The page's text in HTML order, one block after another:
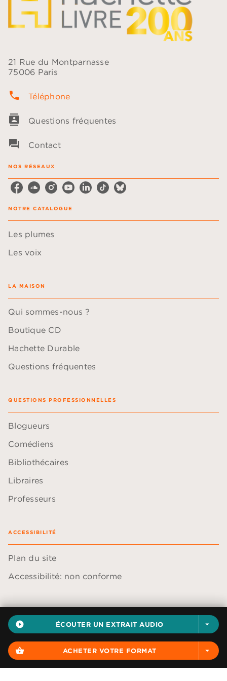
play_circle_filled ÉCOUTER UN EXTRAIT AUDIO arrow_drop_down
shopping_basket ACHETER VOTRE FORMAT arrow_drop_down
21 Rue du Montparnasse
75006 Paris
phone Téléphone
contacts Questions fréquentes
question_answer Contact
NOS RÉSEAUX
NOTRE CATALOGUE
Les plumes
Les voix
LA MAISON
Qui sommes-nous ?
Boutique CD
Hachette Durable
Questions fréquentes
QUESTIONS PROFESSIONNELLES
Blogueurs
Comédiens
Bibliothécaires
Libraires
Professeurs
ACCESSIBILITÉ
Plan du site
Accessibilité: non conforme
Données personnelles
Paramétrer vos cookies
Mentions légales